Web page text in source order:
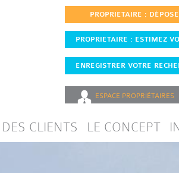
PROPRIETAIRE :
PROPRIETAIRE : ESTIMEZ
ENREGISTRER VOTRE
ESPACE PROPRIÉTAIRES
CLIENTS LE CONCEPT